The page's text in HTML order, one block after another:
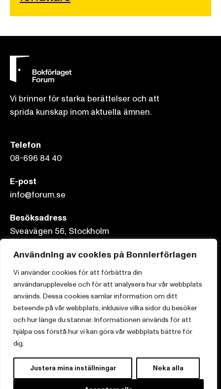
Användning av cookies på Bonnierförlagen
Vi använder cookies för att förbättra din
användarupplevelse och för att analysera hur vår webbplats
används. Dessa cookies samlar information om ditt
beteende på vår webbplats, inklusive vilka sidor du besöker
och hur länge du stannar. Informationen används för att
hjälpa oss förstå hur vi kan göra vår webbplats bättre för
dig.
Justera mina inställningar Neka alla
Vi brinner för starka berättelser och att
sprida kunskap inom aktuella ämnen.
Telefon
08-696 84 40
E-post
info@forum.se
Besöksadress
Sveavägen 56, Stockholm
Postadress
Box 3159, 103 63 Stockholm
Om Bonnierförlagen
Cookies
Integritetspolicy